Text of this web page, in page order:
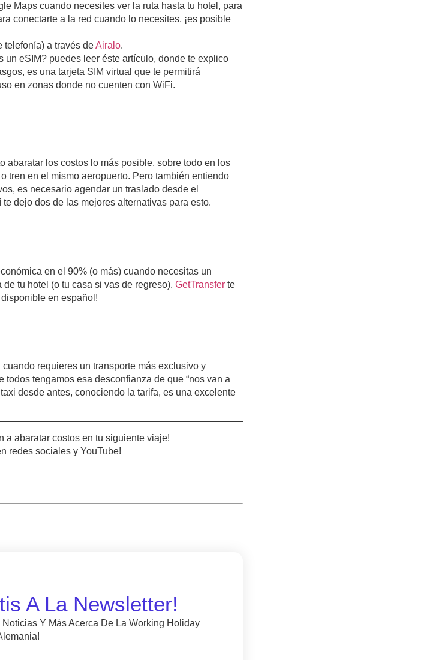
Maps cuando necesites ver la ruta hasta tu hotel, para
conectarte a la red cuando lo necesites, ¡es posible
telefonía) a través deAiralo.
eSIM? puedes leer éste artículo, donde te explico
es una tarjeta SIM virtual que te permitirá
en zonas donde no cuenten con WiFi.
abaratar los costos lo más posible, sobre todo en los
tren en el mismo aeropuerto. Pero también entiendo
es necesario agendar un traslado desde el
dejo dos de las mejores alternativas para esto.
en el 90% (o más) cuando necesitas un
tu hotel (o tu casa si vas de regreso). GetTransfer te
en español!
requieres un transporte más exclusivo y
tengamos esa desconfianza de que “nos van a
desde antes, conociendo la tarifa, es una excelente
a abaratar costos en tu siguiente viaje!
redes sociales y YouTube!
A La Newsletter!
Y Más Acerca De La Working Holiday